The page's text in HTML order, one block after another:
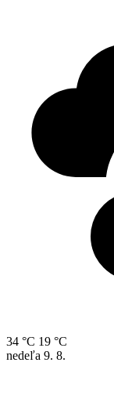
34 °C 19 °C
nedeľa 9. 8.